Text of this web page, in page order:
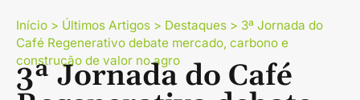
Início > Últimos Artigos > Destaques > 3ª Jornada do
Café Regenerativo debate mercado, carbono e
construção de valor no agro
3ª Jornada do Café